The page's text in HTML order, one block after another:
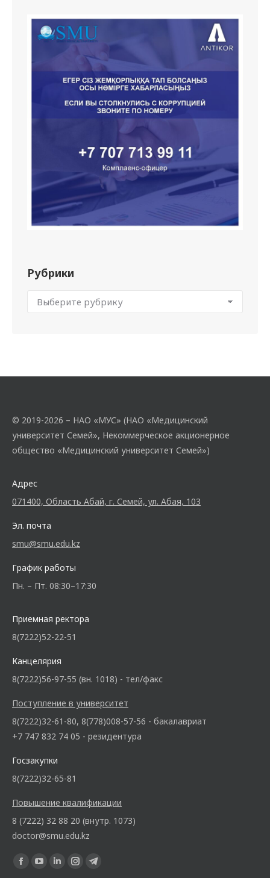
Рубрики
© 2019-2026 – НАО «МУС» (НАО «Медицинский
университет Семей», Некоммерческое акционерное
общество «Медицинский университет Семей»)
Адрес
071400, Область Абай, г. Семей, ул. Абая, 103
Эл. почта
smu@smu.edu.kz
График работы
Пн. – Пт. 08:30–17:30
Приемная ректора
8(7222)52-22-51
Канцелярия
8(7222)56-97-55 (вн. 1018) - тел/факс
Поступление в университет
8(7222)32-61-80, 8(778)008-57-56 - бакалавриат
+7 747 832 74 05 - резидентура
Госзакупки
8(7222)32-65-81
Повышение квалификации
8 (7222) 32 88 20 (внутр. 1073)
doctor@smu.edu.kz
Ищите нас: